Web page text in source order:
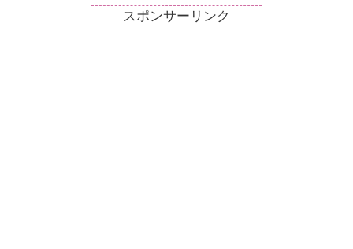
スポンサーリンク